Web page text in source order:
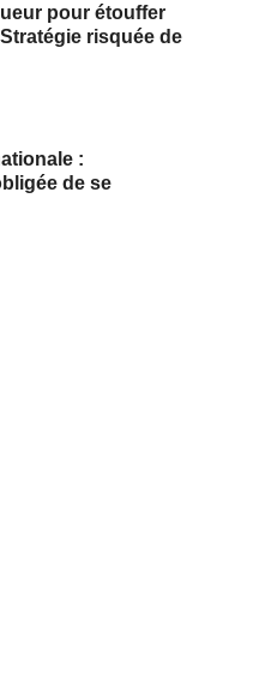
pour étouffer
risquée de
:
de se